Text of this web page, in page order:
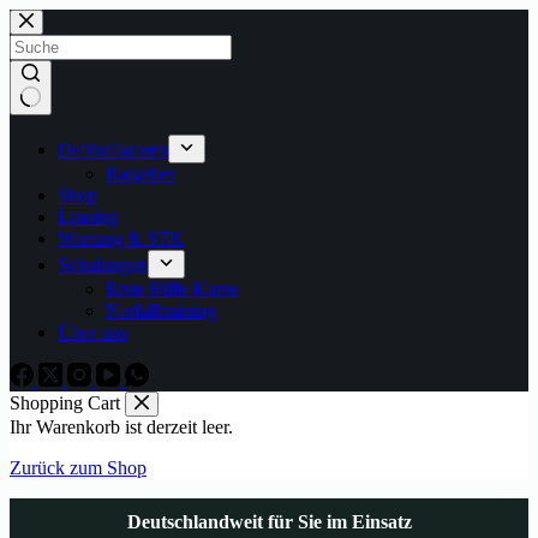
Zum
Inhalt
springen
ErgebnisseDefibrillatoren
Ratgeber
Shop
Leasing
Wartung & STK
Schulungen
Erste Hilfe Kurse
Notfalltraining
Über uns
Shopping Cart
Ihr Warenkorb ist derzeit leer.
Zurück zum Shop
Deutschlandweit für Sie im Einsatz